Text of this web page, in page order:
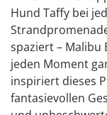
Hund Taffy bei
spaziert –
jeden Moment
inspiriert dieses
fantasievollen